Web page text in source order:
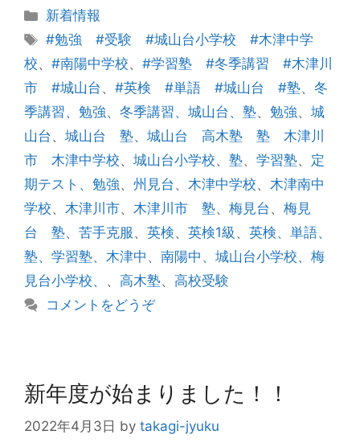
カ
テ
リ
ー
新着情報
タ
グ
#勉強 #受験 #城山台小学校 #木津中学
校、 #南陽中学校、 #学習塾 #冬季講習 #木津川
市 #城山台 、 #英検 #単語 #城山台 #塾、 冬
季講習、勉強、 冬季講習、城山台、塾、 勉強、 城
山台 、 城山台 塾、 城山台 高木塾 塾 木津川
市 木津中学校、 城山台小学校、 塾、 学習塾、 定
期テスト、勉強、 州見台 、 木津中学校、 木津南中
学校、 木津川市、 木津川市 塾、 梅見台 、 梅見
台 塾、 苦手克服 、 英検、 英検1級 、 英検、単語、
塾、学習塾、木津中、南陽中、城山台小学校、梅
見台小学校、 、 高木塾、 高校受験
コメントをどうぞ
新年度が始まりました！！
2022年4月3日 by takagi-jyuku